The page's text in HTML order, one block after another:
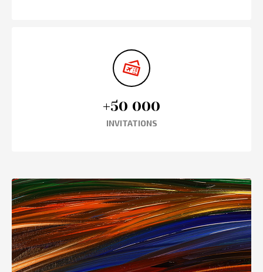
+50 000
INVITATIONS